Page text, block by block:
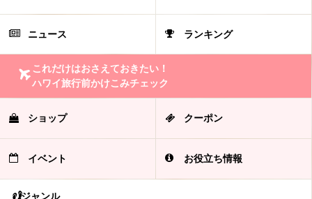
ニュース ランキング
これだけはおさえておきたい！
ハワイ旅行前かけこみチェック
ショップ クーポン
イベント お役立ち情報
ジャンル